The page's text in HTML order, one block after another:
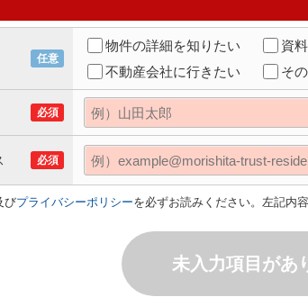
任意
物件の詳細を知りたい 資
不動産会社に行きたい
そ
必須
必須
びプライバシーポリシーを必ずお読みください。左記内
未入力項目があ